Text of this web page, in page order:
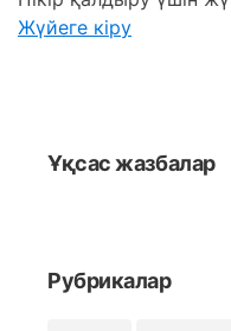
Жүйеге кіру
Ұқсас жазбалар
Рубрикалар